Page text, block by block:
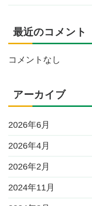
最近のコメント
コメントなし
アーカイブ
2026年6月
2026年4月
2026年2月
2024年11月